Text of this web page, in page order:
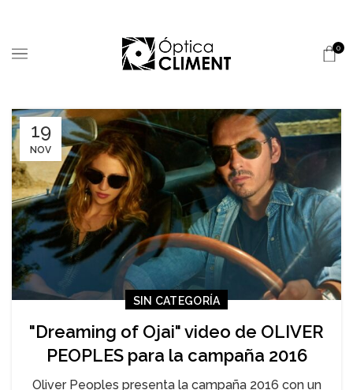
0
19
NOV
SIN CATEGORÍA
"Dreaming of Ojai" video de OLIVER
PEOPLES para la campaña 2016
Oliver Peoples presenta la campaña 2016 con un